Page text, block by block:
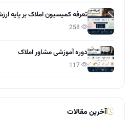
تعرفه کمیسیون املاک بر پایه
دوره آموزشی مشاور املاک
آخرین مقالات